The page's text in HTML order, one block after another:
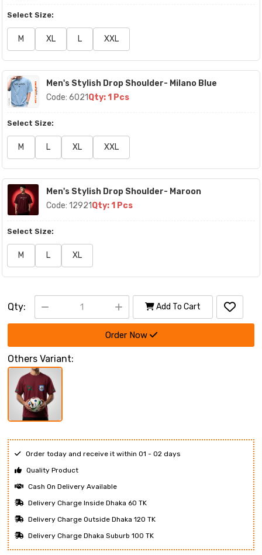
Select Size:
M XL L XXL
Men's Stylish Drop Shoulder- Milano Blue
Code: 6021Qty: 1 Pcs
Select Size:
M L XL XXL
Men's Stylish Drop Shoulder- Maroon
Code: 12921Qty: 1 Pcs
Select Size:
M L XL
Qty: Add To Cart
Order Now
Others Variant:
Order today and receive it within 01 - 02 days
Quality Product
Cash On Delivery Available
Delivery Charge Inside Dhaka 60 TK
Delivery Charge Outside Dhaka 120 TK
Delivery Charge Dhaka Suburb 100 TK